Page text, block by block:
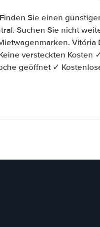
Sie einen
Suchen Sie nicht
Vitória
versteckten Kosten
geöffnet ✓